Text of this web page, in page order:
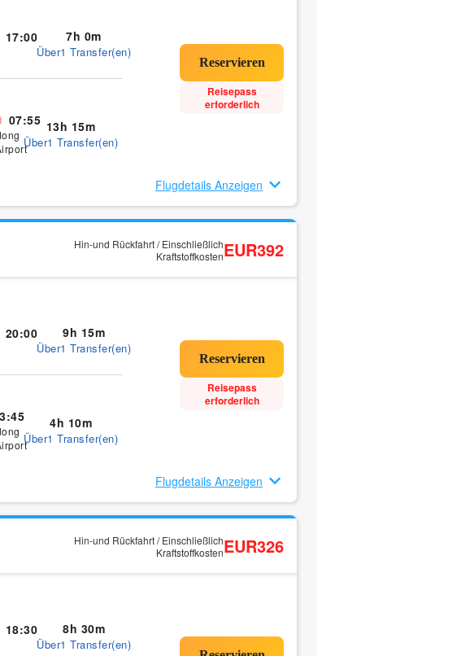
17:00 7h 0m
Über1 Transfer(en)
07:55 13h 15m
Über1 Transfer(en)
Reisepass
erforderlich
Flugdetails Anzeigen
Hin-und Rückfahrt / Einschließlich
KraftstoffkostenEUR392
20:00 9h 15m
Über1 Transfer(en)
4h 10m
Über1 Transfer(en)
Reisepass
erforderlich
Flugdetails Anzeigen
Hin-und Rückfahrt / Einschließlich
KraftstoffkostenEUR326
18:30 8h 30m
Über1 Transfer(en)